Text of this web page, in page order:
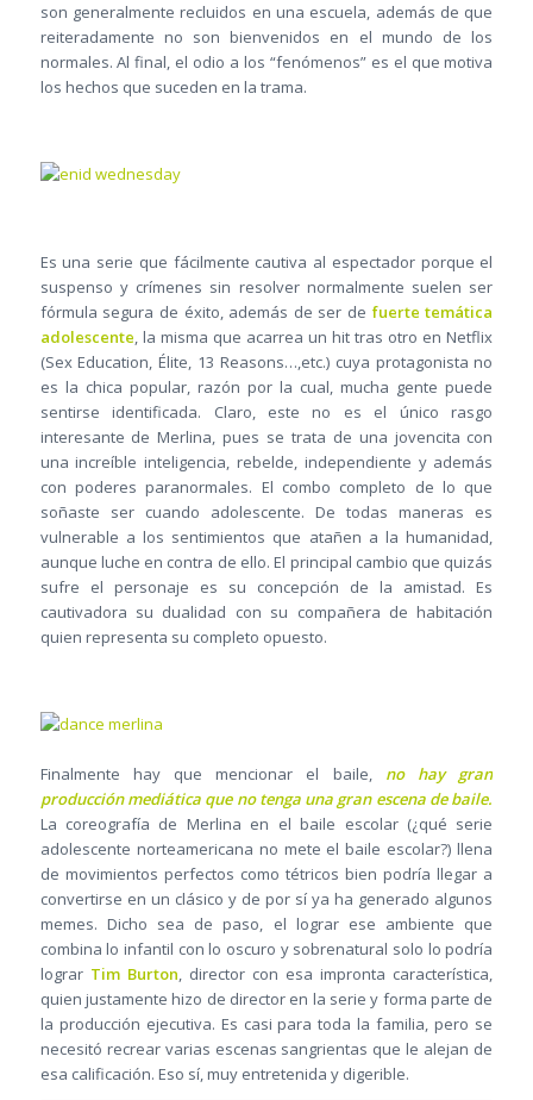
son generalmente recluidos en una escuela, además de que
reiteradamente no son bienvenidos en el mundo de los
normales. Al final, el odio a los “fenómenos” es el que motiva
los hechos que suceden en la trama.
Es una serie que fácilmente cautiva al espectador porque el
suspenso y crímenes sin resolver normalmente suelen ser
fórmula segura de éxito, además de ser de fuerte temática
adolescente, la misma que acarrea un hit tras otro en Netflix
(Sex Education, Élite, 13 Reasons…,etc.) cuya protagonista no
es la chica popular, razón por la cual, mucha gente puede
sentirse identificada. Claro, este no es el único rasgo
interesante de Merlina, pues se trata de una jovencita con
una increíble inteligencia, rebelde, independiente y además
con poderes paranormales. El combo completo de lo que
soñaste ser cuando adolescente. De todas maneras es
vulnerable a los sentimientos que atañen a la humanidad,
aunque luche en contra de ello. El principal cambio que quizás
sufre el personaje es su concepción de la amistad. Es
cautivadora su dualidad con su compañera de habitación
quien representa su completo opuesto.
Finalmente hay que mencionar el baile, no hay gran
producción mediática que no tenga una gran escena de baile.
La coreografía de Merlina en el baile escolar (¿qué serie
adolescente norteamericana no mete el baile escolar?) llena
de movimientos perfectos como tétricos bien podría llegar a
convertirse en un clásico y de por sí ya ha generado algunos
memes. Dicho sea de paso, el lograr ese ambiente que
combina lo infantil con lo oscuro y sobrenatural solo lo podría
lograr Tim Burton, director con esa impronta característica,
quien justamente hizo de director en la serie y forma parte de
la producción ejecutiva. Es casi para toda la familia, pero se
necesitó recrear varias escenas sangrientas que le alejan de
esa calificación. Eso sí, muy entretenida y digerible.